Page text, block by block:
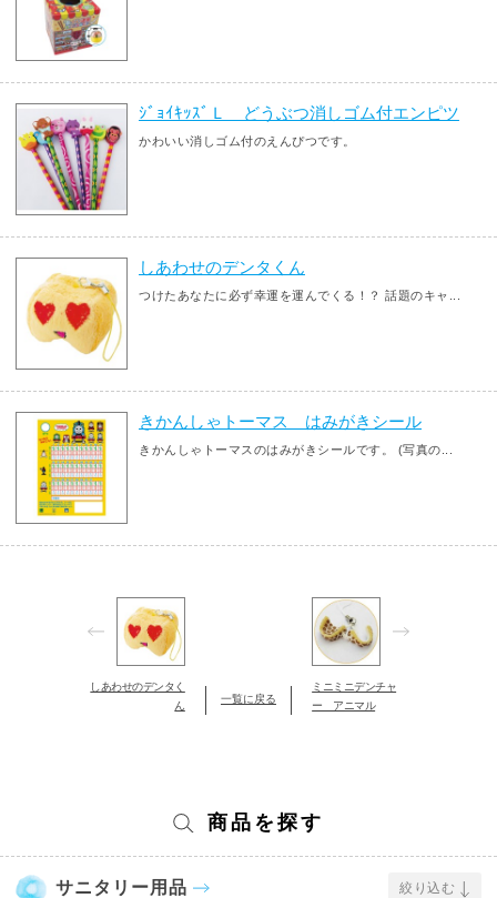
ｼﾞｮｲｷｯｽﾞＬ どうぶつ消しゴム付エンピツ
かわいい消しゴム付のえんぴつです。
しあわせのデンタくん
つけたあなたに必ず幸運を運んでくる！？ 話題のキャ...
きかんしゃトーマス はみがきシール
きかんしゃトーマスのはみがきシールです。 (写真の...
しあわせのデンタく
ん
一覧に戻る
ミニミニデンチャ
ー アニマル
商品を探す
サニタリー用品 絞り込む